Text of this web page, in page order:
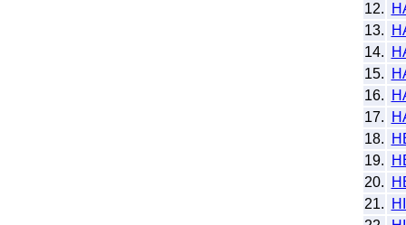
12.
13.
14.
15.
16.
17.
18.
19.
20.
21.